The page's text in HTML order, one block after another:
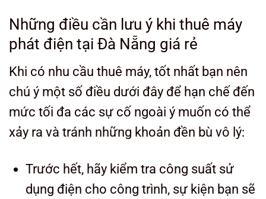
Những điều cần lưu ý khi thuê máy
phát điện tại Đà Nẵng giá rẻ
Khi có nhu cầu thuê máy, tốt nhất bạn nên
chú ý một số điều dưới đây để hạn chế đến
mức tối đa các sự cố ngoài ý muốn có thể
xảy ra và tránh những khoản đền bù vô lý:
Trước hết, hãy kiểm tra công suất sử
dụng điện cho công trình, sự kiện bạn sẽ